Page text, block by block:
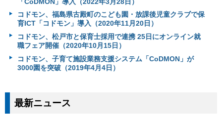
コドモン、福島県古殿町のこども園・放課後児童クラブで保
育ICT「コドモン」導入（2020年11月20日）
コドモン、松戸市と保育士採用で連携 25日にオンライン就
職フェア開催（2020年10月15日）
コドモン、子育て施設業務支援システム「CoDMON」が
3000園を突破（2019年4月4日）
最新ニュース